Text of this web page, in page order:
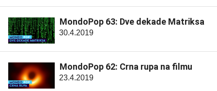
MondoPop 63: Dve dekade Matriksa
30.4.2019
MondoPop 62: Crna rupa na filmu
23.4.2019